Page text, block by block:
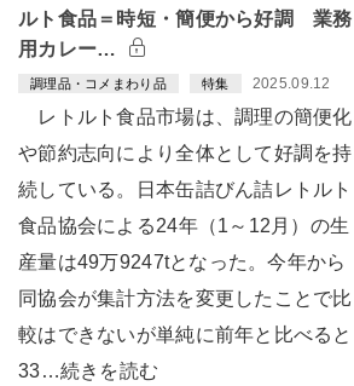
ルト食品＝時短・簡便から好調 業務
用カレー…
調理品・コメまわり品 特集 2025.09.12
レトルト食品市場は、調理の簡便化
や節約志向により全体として好調を持
続している。日本缶詰びん詰レトルト
食品協会による24年（1～12月）の生
産量は49万9247tとなった。今年から
同協会が集計方法を変更したことで比
較はできないが単純に前年と比べると
33…続きを読む